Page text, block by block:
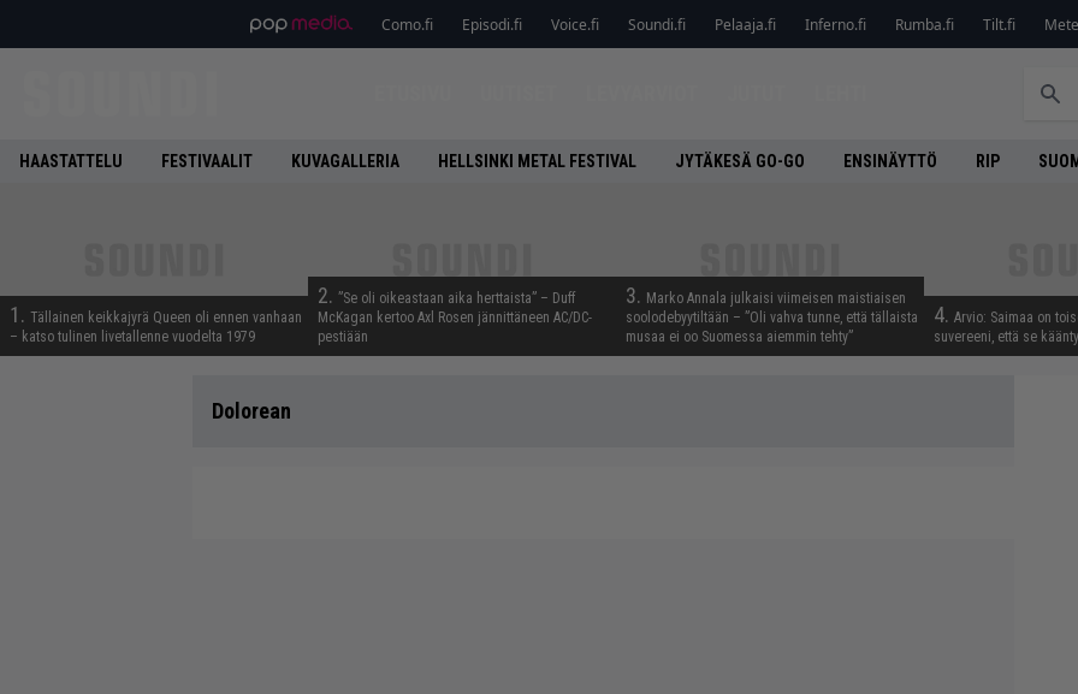
Como.fi Episodi.fi Voice.fi Soundi.fi Pelaaja.fi Inferno.fi Rumba.fi Tilt.fi
HAASTATTELU FESTIVAALIT KUVAGALLERIA HELLSINKI METAL FESTIVAL JYTÄKESÄ GO-GO ENSINÄYTTÖ RIP
1. Tällainen keikkajyrä Queen oli ennen vanhaan
– katso tulinen livetallenne vuodelta 1979
2. ”Se oli oikeastaan aika herttaista” – Duff
McKagan kertoo Axl Rosen jännittäneen AC/DC-
pestiään
3. Marko Annala julkaisi viimeisen maistiaisen
soolodebyytiltään – ”Oli vahva tunne, että tällaista
musaa ei oo Suomessa aiemmin tehty”
4. Arvio: Saimaa on
suvereeni, että se
Dolorean